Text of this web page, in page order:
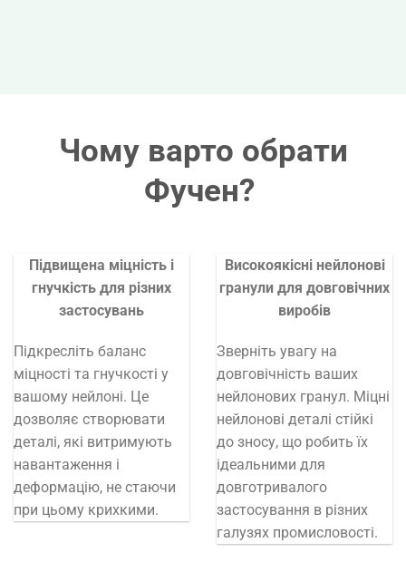
Чому варто обрати
Фучен?
Підвищена міцність і
гнучкість для різних
застосувань
Підкресліть баланс
міцності та гнучкості у
вашому нейлоні. Це
дозволяє створювати
деталі, які витримують
навантаження і
деформацію, не стаючи
при цьому крихкими.
Високоякісні нейлонові
гранули для довговічних
виробів
Зверніть увагу на
довговічність ваших
нейлонових гранул. Міцні
нейлонові деталі стійкі
до зносу, що робить їх
ідеальними для
довготривалого
застосування в різних
галузях промисловості.